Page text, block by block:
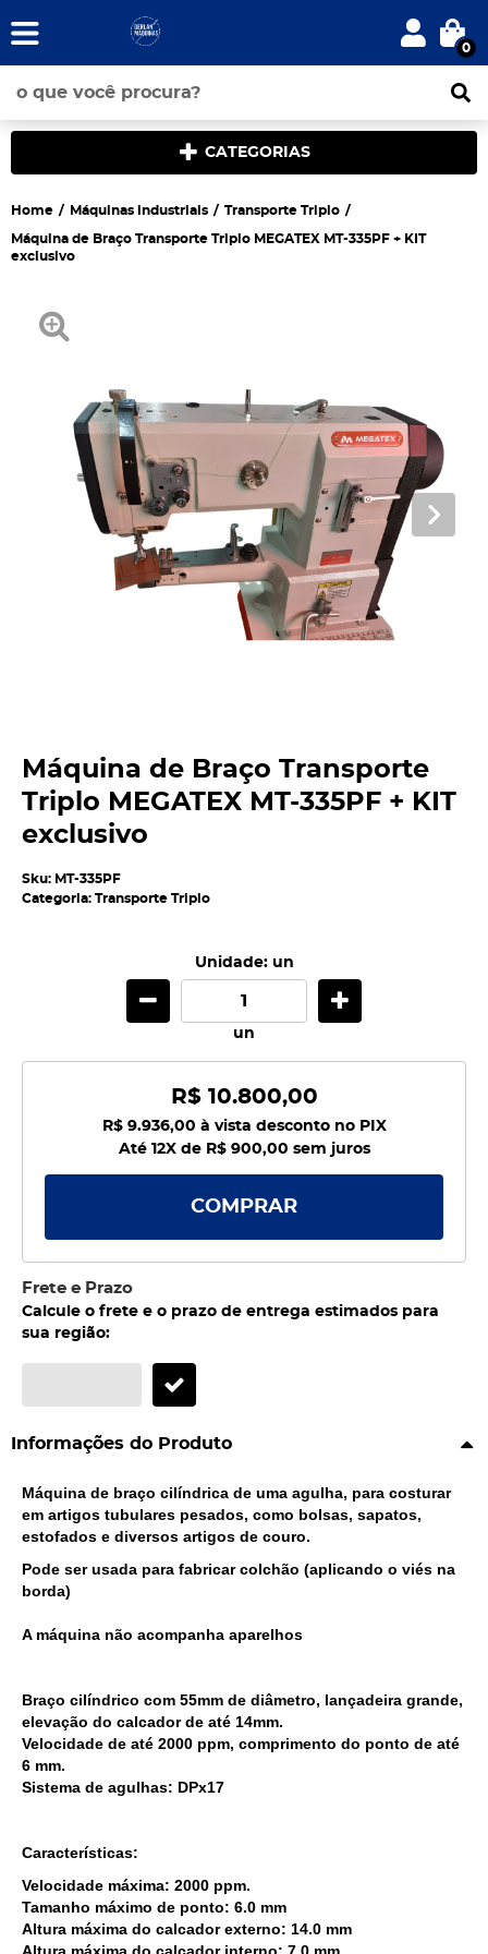
0
CATEGORIAS
Home Máquinas industriais Transporte Triplo
Máquina de Braço Transporte Triplo MEGATEX MT-335PF + KIT
exclusivo
Máquina de Braço Transporte
Triplo MEGATEX MT-335PF + KIT
exclusivo
Sku: MT-335PF
Categoria: Transporte Triplo
Unidade: un
un
R$ 10.800,00
R$ 9.936,00 à vista desconto no PIX
Até 12X de R$ 900,00 sem juros
COMPRAR
Frete e Prazo
Calcule o frete e o prazo de entrega estimados para
sua região:
Informações do Produto
Máquina de braço cilíndrica de uma agulha, para costurar
em artigos tubulares pesados, como bolsas, sapatos,
estofados e diversos artigos de couro.
Pode ser usada para fabricar colchão (aplicando o viés na
borda)
A máquina não acompanha aparelhos
Braço cilíndrico com 55mm de diâmetro, lançadeira grande,
elevação do calcador de até 14mm.
Velocidade de até 2000 ppm, comprimento do ponto de até
6 mm.
Sistema de agulhas: DPx17
Características:
Velocidade máxima: 2000 ppm.
Tamanho máximo de ponto: 6.0 mm
Altura máxima do calcador externo: 14.0 mm